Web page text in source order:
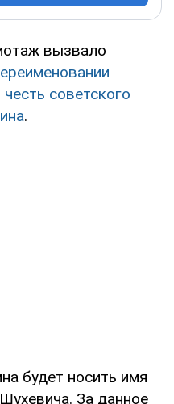
вызвало
советского
.
будет носить имя
За данное